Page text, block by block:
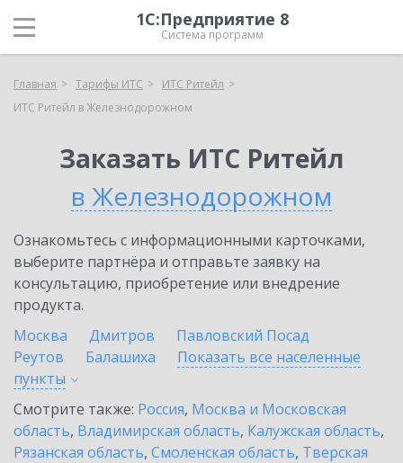
1С:Предприятие 8
Система программ
Главная Тарифы ИТС
ИТС Ритейл
ИТС Ритейл в Железнодорожном
Заказать ИТС Ритейл
в Железнодорожном
Ознакомьтесь с информационными карточками,
выберите партнёра и отправьте заявку на
консультацию, приобретение или внедрение
продукта.
Москва
Дмитров
Павловский Посад
Реутов
Балашиха
Показать все населенные
пункты
Смотрите также: Россия, Москва и Московская
область, Владимирская область, Калужская область,
Рязанская область, Смоленская область, Тверская